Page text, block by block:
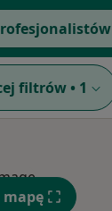
filtrów • 1
mapę